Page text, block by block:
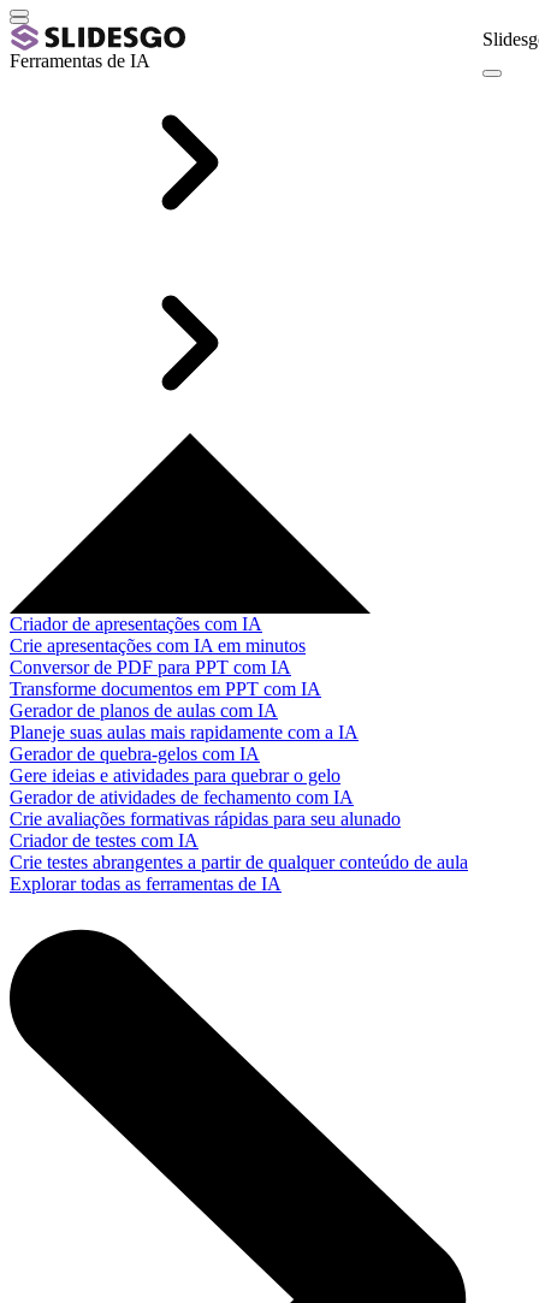
Ferramentas de IA
Criador de apresentações com IA
Crie apresentações com IA em minutos
Conversor de PDF para PPT com IA
Transforme documentos em PPT com IA
Gerador de planos de aulas com IA
Planeje suas aulas mais rapidamente com a IA
Gerador de quebra-gelos com IA
Gere ideias e atividades para quebrar o gelo
Gerador de atividades de fechamento com IA
Crie avaliações formativas rápidas para seu alunado
Criador de testes com IA
Crie testes abrangentes a partir de qualquer conteúdo de aula
Explorar todas as ferramentas de IA